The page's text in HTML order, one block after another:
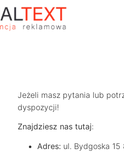
Jeżeli masz pytania lub
dyspozycji!
Znajdziesz nas tutaj:
Adres: ul. Bydgoska